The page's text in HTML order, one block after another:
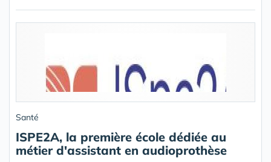
Santé
ISPE2A, la première école dédiée au
métier d'assistant en audioprothèse